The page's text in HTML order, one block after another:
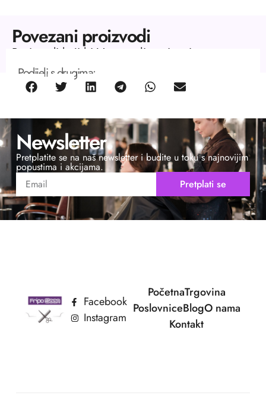
Povezani proizvodi
Proizvodi koji bi Vas mogli zanimati.
Podijeli s drugima:
Newsletter
Pretplatite se na naš newsletter i budite u toku s najnovijim
popustima i akcijama.
Pretplati se
PočetnaTrgovina
PoslovniceBlogO nama
Kontakt
Facebook
Instagram